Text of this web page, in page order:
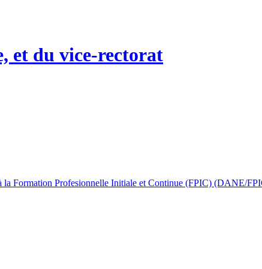
Formation Profesionnelle Initiale et Continue (FPIC) (DANE/